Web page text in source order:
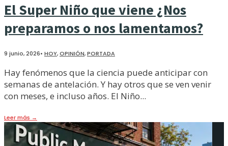
El Super Niño que viene ¿Nos
preparamos o nos lamentamos?
9 junio, 2026• HOY,OPINIÓN,PORTADA
Hay fenómenos que la ciencia puede anticipar con
semanas de antelación. Y hay otros que se ven venir
con meses, e incluso años. El Niño...
Leer más →